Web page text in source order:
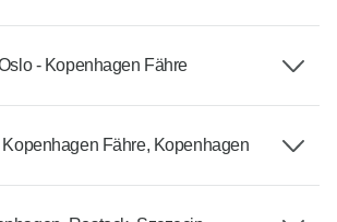
- Kopenhagen Fähre
Kopenhagen Fähre, Kopenhagen